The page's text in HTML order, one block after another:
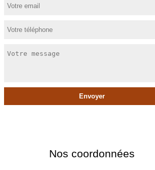
Nos coordonnées